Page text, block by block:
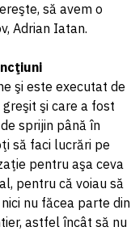
să avem o
Adrian Iatan.
şi este executat de
şi care a fost
sprijin până în
să faci lucrări pe
pentru aşa ceva
pentru că voiau să
nu făcea parte din
astfel încât să nu